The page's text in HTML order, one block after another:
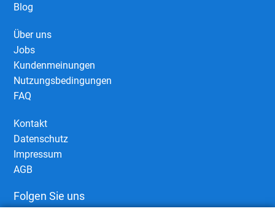
Blog
Über uns
Jobs
Kundenmeinungen
Nutzungsbedingungen
FAQ
Kontakt
Datenschutz
Impressum
AGB
Folgen Sie uns